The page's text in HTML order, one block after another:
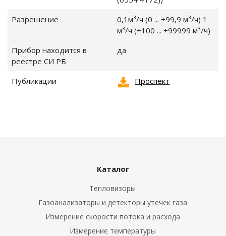
Разрешение
0,1м³/ч (0 ... +99,9 м³/ч) 1
м³/ч (+100 ... +99999 м³/ч)
Прибор находится в
реестре СИ РБ
да
Публикации Проспект
Каталог
Тепловизоры
Газоанализаторы и детекторы утечек газа
Измерение скорости потока и расхода
Измерение температуры